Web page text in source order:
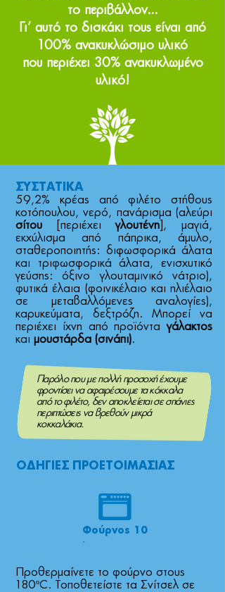
το περιβάλλον…
Γι’ αυτό το δισκάκι τους είναι από
100% ανακυκλώσιμο υλικό
που περιέχει 30% ανακυκλωμένο
υλικό!
ΣΥΣΤΑΤΙΚΑ
59,2% κρέας από φιλέτο στήθους
κοτόπουλου, νερό, πανάρισµα (αλεύρι
σίτου [περιέχειγλουτένη ], µαγιά,
εκχύλισµα από πάπρικα, άµυλο,
σταθεροποιητής: διφωσφορικά άλατα
και τριφωσφορικά άλατα, ενισχυτικό
γεύσης: όξινο γλουταµινικό νάτριο),
φυτικά έλαια (φοινικέλαιο και ηλιέλαιο
σε µεταβαλλόµενες αναλογίες),
καρυκεύµατα, δεξτρόζη. Μπορεί να
περιέχει ίχνη από προϊόνταγάλακτος
και µουστάρδα (σινάπι).
Παρόλο που µε πολλή προσοχή έχουµε
φροντίσει να αφαιρέσουµε τα κόκκαλα
από το φιλέτο, δεν αποκλείεται σε σπάνιες
περιπτώσεις να βρεθούν µικρά
κοκκαλάκια.
ΟΔΗΓΙΕΣ ΠΡΟΕΤΟΙΜΑΣΙΑΣ
Φούρνος 10
´
Προθερµαίνετε το φούρνο στους
180ºC. Τοποθετείστε τα Σνίτσελ σε